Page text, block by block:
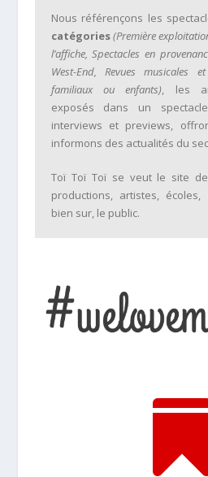
Nous référençons les
catégories(Première
l’affiche, Spectacles en
West-End, Revues musicales
familiaux ou enfants), les
exposés dans un
interviews et previews,
informons des actualités du
Toï Toï Toï se veut le site
productions, artistes,
bien sur, le public.